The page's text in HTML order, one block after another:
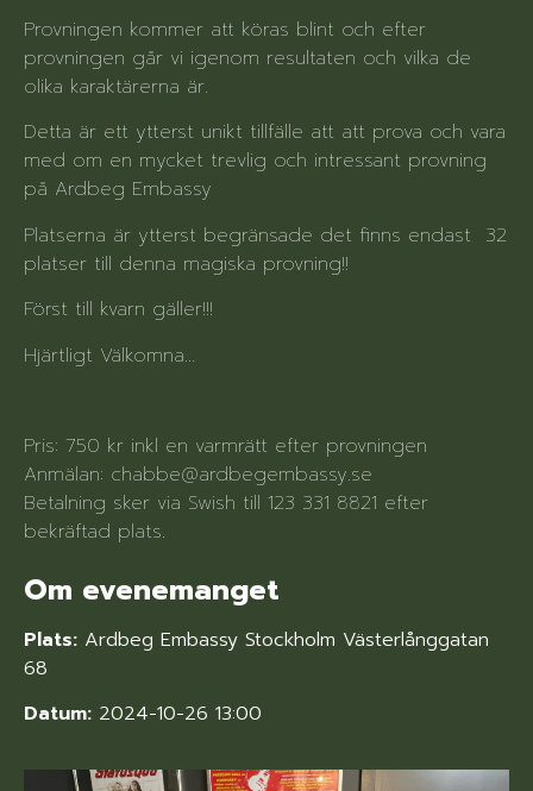
Provningen kommer att köras blint och efter
provningen går vi igenom resultaten och vilka de
olika karaktärerna är.
Detta är ett ytterst unikt tillfälle att att prova och vara
med om en mycket trevlig och intressant provning
på Ardbeg Embassy
Platserna är ytterst begränsade det finns endast 32
platser till denna magiska provning!!
Först till kvarn gäller!!!
Hjärtligt Välkomna…
Pris: 750 kr inkl en varmrätt efter provningen
Anmälan: chabbe@ardbegembassy.se
Betalning sker via Swish till 123 331 8821 efter
bekräftad plats.
Om evenemanget
Plats: Ardbeg Embassy Stockholm Västerlånggatan
68
Datum: 2024-10-26 13:00